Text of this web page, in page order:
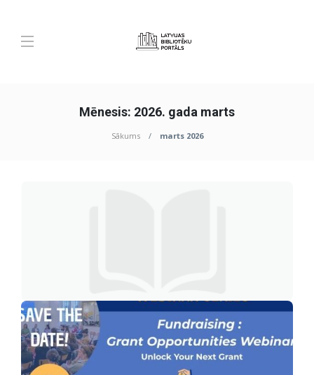
Mēnesis: 2026. gada marts
Sākums marts 2026